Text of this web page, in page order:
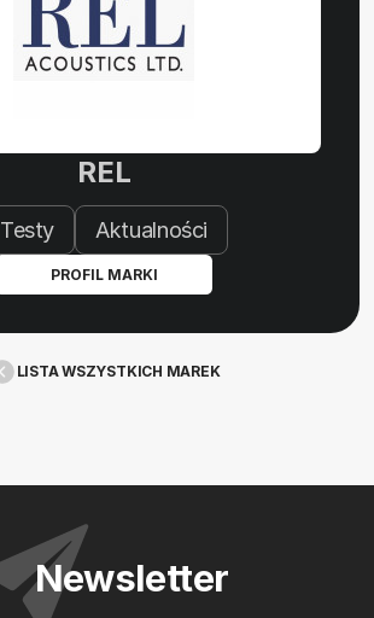
REL
Testy Aktualności
PROFIL MARKI
LISTA WSZYSTKICH MAREK
Newsletter